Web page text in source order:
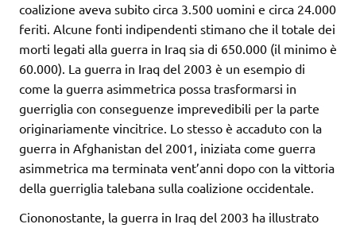
coalizione aveva subito circa 3.500 uomini e circa 24.000
feriti. Alcune fonti indipendenti stimano che il totale dei
morti legati alla guerra in Iraq sia di 650.000 (il minimo è
60.000). La guerra in Iraq del 2003 è un esempio di
come la guerra asimmetrica possa trasformarsi in
guerriglia con conseguenze imprevedibili per la parte
originariamente vincitrice. Lo stesso è accaduto con la
guerra in Afghanistan del 2001, iniziata come guerra
asimmetrica ma terminata vent’anni dopo con la vittoria
della guerriglia talebana sulla coalizione occidentale.
Ciononostante, la guerra in Iraq del 2003 ha illustrato